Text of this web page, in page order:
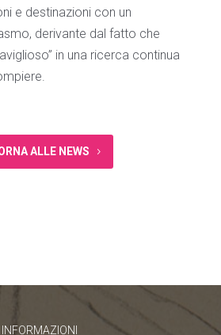
e destinazioni con un
derivante dal fatto che
in una ricerca continua
ALLE NEWS